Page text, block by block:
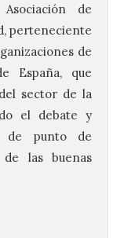
de
perteneciente
de
España, que
sector de la
el debate y
de punto de
las buenas